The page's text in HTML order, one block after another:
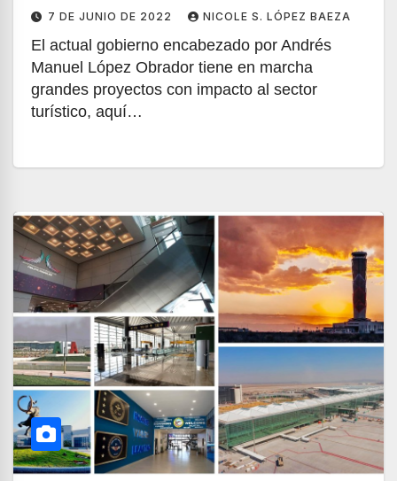
7 DE JUNIO DE 2022 NICOLE S. LÓPEZ BAEZA
El actual gobierno encabezado por Andrés
Manuel López Obrador tiene en marcha
grandes proyectos con impacto al sector
turístico, aquí…